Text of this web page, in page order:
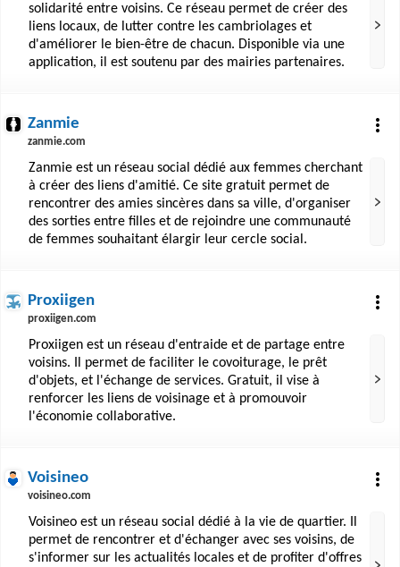
solidarité entre voisins. Ce réseau permet de créer des
liens locaux, de lutter contre les cambriolages et
d'améliorer le bien-être de chacun. Disponible via une
application, il est soutenu par des mairies partenaires.
Zanmie
zanmie.com
Zanmie est un réseau social dédié aux femmes cherchant
à créer des liens d'amitié. Ce site gratuit permet de
rencontrer des amies sincères dans sa ville, d'organiser
des sorties entre filles et de rejoindre une communauté
de femmes souhaitant élargir leur cercle social.
Proxiigen
proxiigen.com
Proxiigen est un réseau d'entraide et de partage entre
voisins. Il permet de faciliter le covoiturage, le prêt
d'objets, et l'échange de services. Gratuit, il vise à
renforcer les liens de voisinage et à promouvoir
l'économie collaborative.
Voisineo
voisineo.com
Voisineo est un réseau social dédié à la vie de quartier. Il
permet de rencontrer et d'échanger avec ses voisins, de
s'informer sur les actualités locales et de profiter d'offres